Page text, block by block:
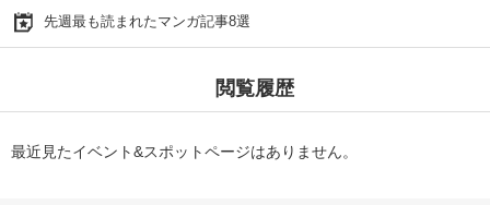
先週最も読まれたマンガ記事8選
閲覧履歴
最近見たイベント&スポットページはありません。